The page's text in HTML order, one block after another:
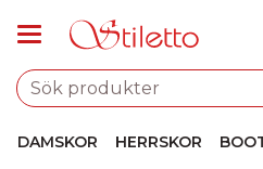
DAMSKOR HERRSKOR